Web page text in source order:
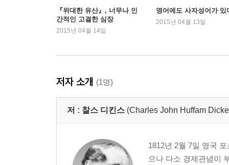
『위대한 유산』, 너무나 인
간적인 고결한 심장
2015년 04월 14일
영어에도 사자성어가 있
2015년 04월 13일
저자 소개 (1명)
저 : 찰스 디킨스 (Charles John Huffam
1812년 2월 7일 영국
으나 다소 경제관념이